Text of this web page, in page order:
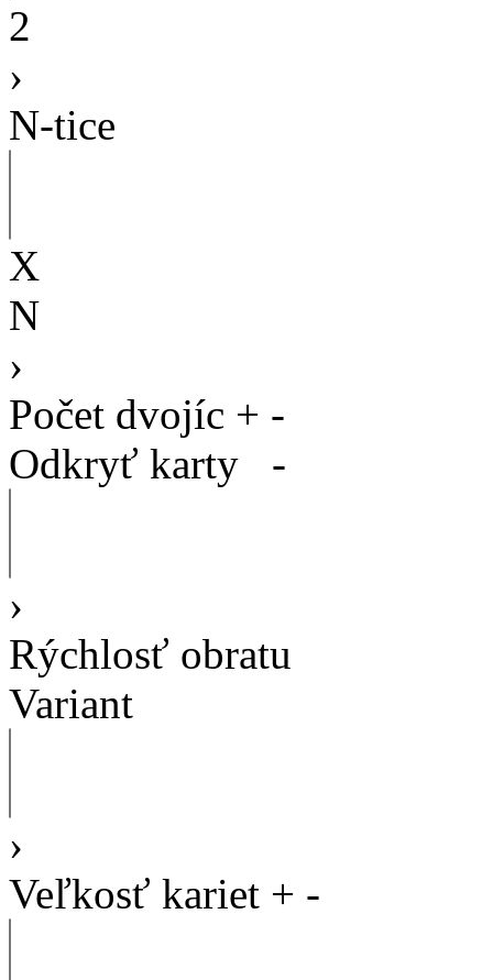
2
›
N-tice
X
N
›
Počet dvojíc + -
Odkryť karty
-
›
Rýchlosť obratu
Variant
›
Veľkosť kariet + -